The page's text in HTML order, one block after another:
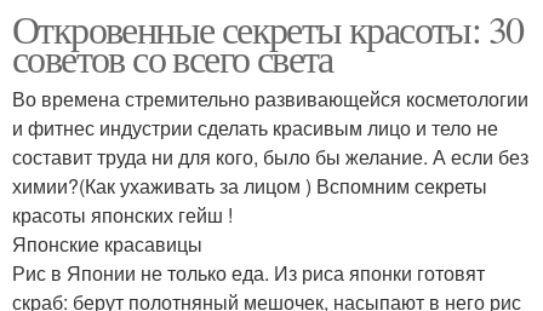
Откровенные секреты красоты: 30
советов со всего света
Во времена стремительно развивающейся косметологии
и фитнес индустрии сделать красивым лицо и тело не
составит труда ни для кого, было бы желание. А если без
химии?(Как ухаживать за лицом ) Вспомним секреты
красоты японских гейш !
Японские красавицы
Рис в Японии не только еда. Из риса японки готовят
скраб: берут полотняный мешочек, насыпают в него рис